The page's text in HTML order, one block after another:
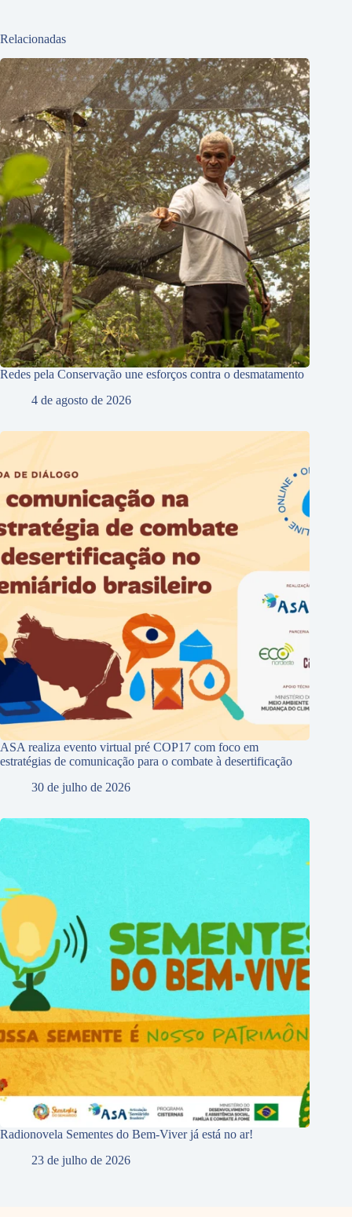
Relacionadas
Redes pela Conservação une esforços contra o desmatamento
4 de agosto de 2026
ASA realiza evento virtual pré COP17 com foco em
estratégias de comunicação para o combate à desertificação
30 de julho de 2026
Radionovela Sementes do Bem-Viver já está no ar!
23 de julho de 2026